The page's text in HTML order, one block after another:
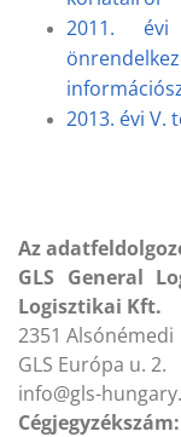
2011.
2013. évi V.
Az
GLS General
Logisztikai Kft.
2351 Alsónémedi
GLS Európa u. 2.
info@gls-
Cégjegyzékszám: